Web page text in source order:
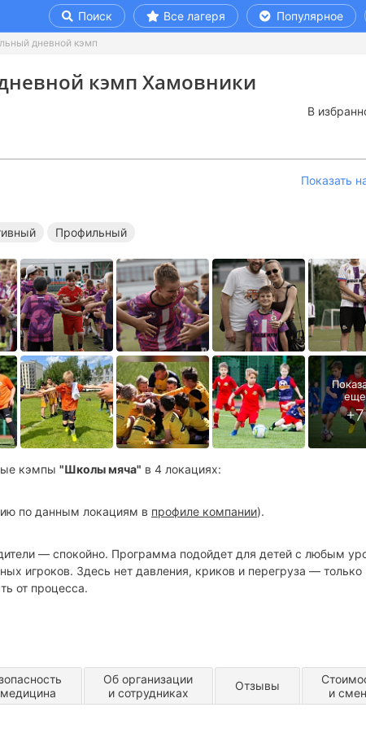
Поиск Все лагеря Популярное
дневной кэмп
кэмп Хамовники
В
Показать
Профильный
кэмпы "Школы мяча" в 4 локациях:
по данным локациям в профиле компании).
— спокойно. Программа подойдет для детей с любым
игроков. Здесь нет давления, криков и перегруза — только
от процесса.
общение, игры, футбол, насыщенная досуговая программа,
(например, организовать урок с преподавателем в течение
Об организации
и сотрудниках
Отзывы
и